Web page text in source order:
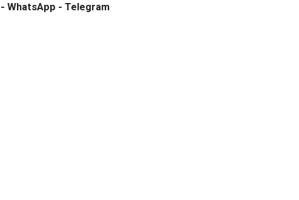
WhatsApp - Telegram